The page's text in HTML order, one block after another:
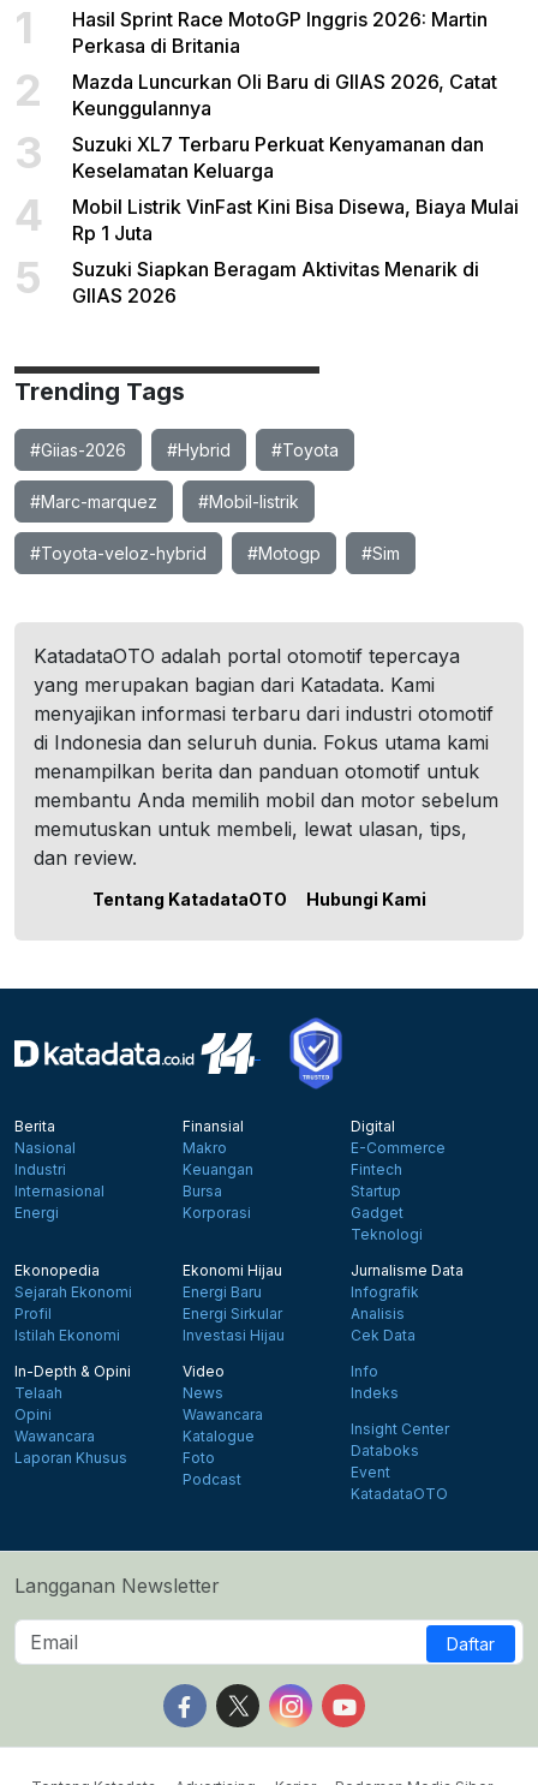
1
Hasil Sprint Race MotoGP Inggris 2026: Martin
Perkasa di Britania
2
Mazda Luncurkan Oli Baru di GIIAS 2026, Catat
Keunggulannya
3
Suzuki XL7 Terbaru Perkuat Kenyamanan dan
Keselamatan Keluarga
4
Mobil Listrik VinFast Kini Bisa Disewa, Biaya Mulai
Rp 1 Juta
5
Suzuki Siapkan Beragam Aktivitas Menarik di
GIIAS 2026
Trending Tags
#Giias-2026 #Hybrid #Toyota
#Marc-marquez #Mobil-listrik
#Toyota-veloz-hybrid #Motogp #Sim
KatadataOTO adalah portal otomotif tepercaya
yang merupakan bagian dari Katadata. Kami
menyajikan informasi terbaru dari industri otomotif
di Indonesia dan seluruh dunia. Fokus utama kami
menampilkan berita dan panduan otomotif untuk
membantu Anda memilih mobil dan motor sebelum
memutuskan untuk membeli, lewat ulasan, tips,
dan review.
Tentang KatadataOTO Hubungi Kami
Berita
Nasional
Industri
Internasional
Energi
Finansial
Makro
Keuangan
Bursa
Korporasi
Digital
E-Commerce
Fintech
Startup
Gadget
Teknologi
Ekonopedia
Sejarah Ekonomi
Profil
Istilah Ekonomi
Ekonomi Hijau
Energi Baru
Energi Sirkular
Investasi Hijau
Jurnalisme Data
Infografik
Analisis
Cek Data
In-Depth & Opini
Telaah
Opini
Wawancara
Laporan Khusus
Video
News
Wawancara
Katalogue
Foto
Podcast
Info
Indeks
Insight Center
Databoks
Event
KatadataOTO
Langganan Newsletter
Daftar
Follow us on Facebook
Follow us on X
Follow us on Instagram
Follow us on